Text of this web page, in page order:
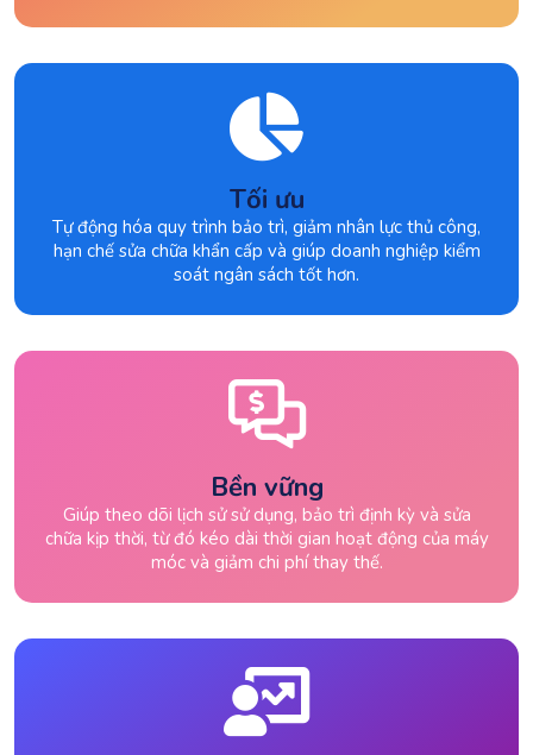
Tối ưu
Tự động hóa quy trình bảo trì, giảm nhân lực thủ công,
hạn chế sửa chữa khẩn cấp và giúp doanh nghiệp kiểm
soát ngân sách tốt hơn.
Bền vững
Giúp theo dõi lịch sử sử dụng, bảo trì định kỳ và sửa
chữa kịp thời, từ đó kéo dài thời gian hoạt động của máy
móc và giảm chi phí thay thế.